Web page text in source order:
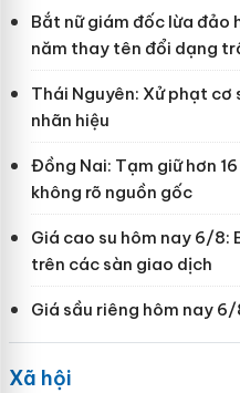
Bắt nữ giám đốc lừa đảo
năm thay tên đổi dạng
Thái Nguyên: Xử phạt cơ
nhãn hiệu
Đồng Nai: Tạm giữ hơn
không rõ nguồn gốc
Giá cao su hôm nay 6/8:
trên các sàn giao dịch
Giá sầu riêng hôm nay
Xã hội